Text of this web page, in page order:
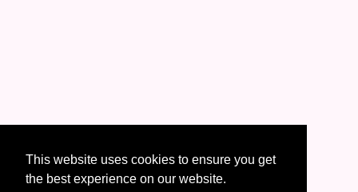
This website uses cookies to ensure you get
the best experience on our website.